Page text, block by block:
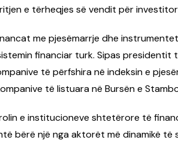
e tërheqjes së vendit për
me pjesëmarrje dhe
financiar turk. Sipas
të përfshira në indeksin e
të listuara në Bursën e
e institucioneve shtetërore të
bërë një nga aktorët më dinamikë të